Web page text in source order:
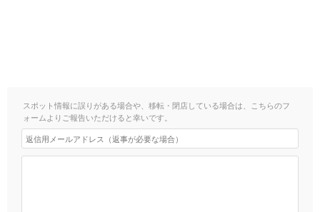
スポット情報に誤りがある場合や、移転・閉店している場合は、こちらのフ
ォームよりご報告いただけると幸いです。